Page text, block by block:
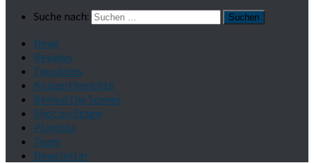
Suche nach:
News
Reviews
Tourdates
Konzertberichte
Behind the Scenes
Shot on Stage
Playlists
Team
Newsletter